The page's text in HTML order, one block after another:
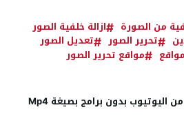
من الصورة
ازالة خلفية الصور
تحرير الصور
تعديل الصور
مواقع مواقع تحرير الصور
أفضل مواقع التحميل من اليوتيوب بدون برامج بصيغة Mp4